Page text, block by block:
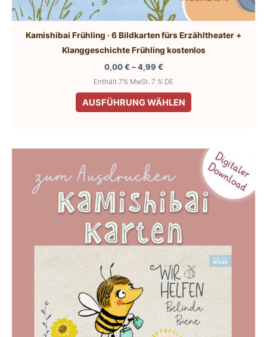
Kamishibai Frühling · 6 Bildkarten fürs Erzähltheater +
Klanggeschichte Frühling kostenlos
0,00€ –4,99 €Preisspanne:
bis
Enthält 7% MwSt. 7 % DE
AUSFÜHRUNG WÄHLEN
Dieses
Produkt
Varianten
auf.
Die
Optionen
Produktseite
gewählt
werden